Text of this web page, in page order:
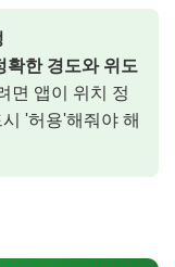
확한 경도와 위도
면 앱이 위치 정
'허용'해줘야 해